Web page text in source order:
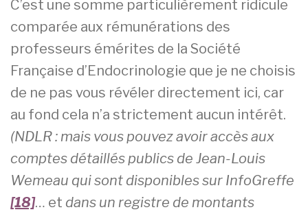
C’est une somme particulièrement ridicule
comparée aux rémunérations des
professeurs émérites de la Société
Française d’Endocrinologie que je ne choisis
de ne pas vous révéler directement ici, car
au fond cela n’a strictement aucun intérêt.
(NDLR : mais vous pouvez avoir accès aux
comptes détaillés publics de Jean-Louis
Wemeau qui sont disponibles sur InfoGreffe
[18]… et dans un registre de montants